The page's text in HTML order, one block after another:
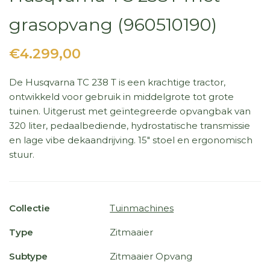
grasopvang (960510190)
€4.299,00
De Husqvarna TC 238 T is een krachtige tractor,
ontwikkeld voor gebruik in middelgrote tot grote
tuinen. Uitgerust met geïntegreerde opvangbak van
320 liter, pedaalbediende, hydrostatische transmissie
en lage vibe dekaandrijving. 15" stoel en ergonomisch
stuur.
Collectie Tuinmachines
Type Zitmaaier
Subtype Zitmaaier Opvang